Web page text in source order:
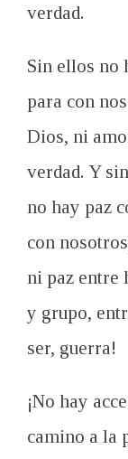
verdad.
Sin ellos no
para con
Dios, ni
verdad. Y
no hay paz
con
ni paz entre
y grupo,
ser, guerra!
¡No hay
camino a la